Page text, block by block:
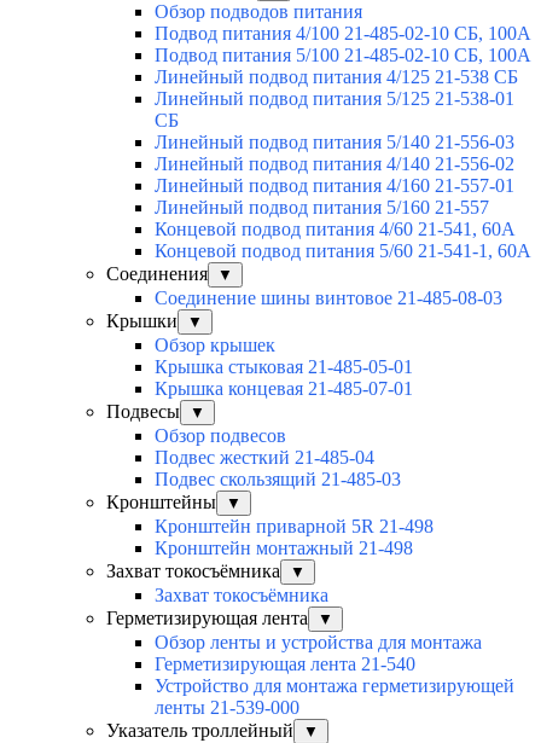
Обзор подводов питания
Подвод питания 4/100 21-485-02-10 СБ, 100А
Подвод питания 5/100 21-485-02-10 СБ, 100А
Линейный подвод питания 4/125 21-538 СБ
Линейный подвод питания 5/125 21-538-01
СБ
Линейный подвод питания 5/140 21-556-03
Линейный подвод питания 4/140 21-556-02
Линейный подвод питания 4/160 21-557-01
Линейный подвод питания 5/160 21-557
Концевой подвод питания 4/60 21-541, 60А
Концевой подвод питания 5/60 21-541-1, 60А
Соединения
▼
Соединение шины винтовое 21-485-08-03
Крышки
▼
Обзор крышек
Крышка стыковая 21-485-05-01
Крышка концевая 21-485-07-01
Подвесы
▼
Обзор подвесов
Подвес жесткий 21-485-04
Подвес скользящий 21-485-03
Кронштейны
▼
Кронштейн приварной 5R 21-498
Кронштейн монтажный 21-498
Захват токосъёмника
▼
Захват токосъёмника
Герметизирующая лента
▼
Обзор ленты и устройства для монтажа
Герметизирующая лента 21-540
Устройство для монтажа герметизирующей
ленты 21-539-000
Указатель троллейный
▼